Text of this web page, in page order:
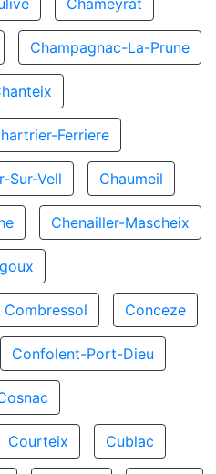
Chameyrat
Champagnac-La-Prune
Ferriere
Sur-Vell Chaumeil
Chenailler-Mascheix
Combressol Conceze
Confolent-Port-Dieu
Courteix Cublac